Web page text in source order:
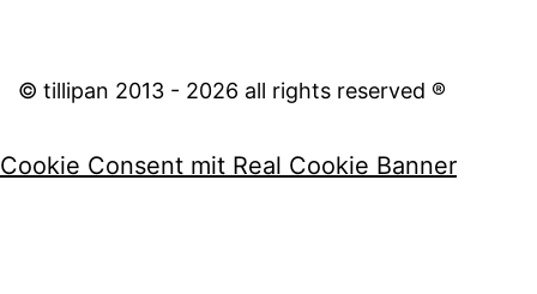
© tillipan 2013 - 2026 all rights reserved ®
Cookie Consent mit Real Cookie Banner